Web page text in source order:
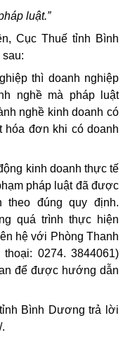
luật.”
Cục Thuế tỉnh Bình
thì doanh nghiệp
nghề mà pháp luật
nghề kinh doanh có
hóa đơn khi có doanh
kinh doanh thực tế
pháp luật đã được
theo đúng quy định.
quá trình thực hiện
hệ với Phòng Thanh
0274. 3844061)
để được hướng dẫn
Bình Dương trả lời